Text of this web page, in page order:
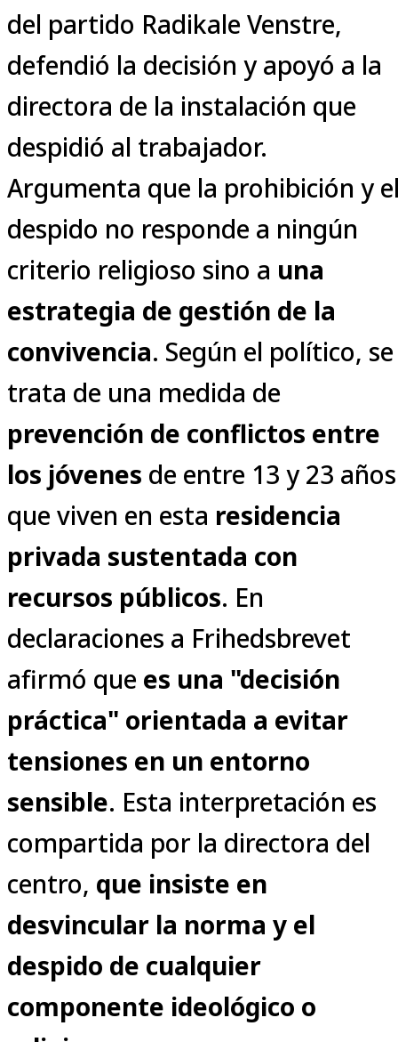
del partido Radikale Venstre,
defendió la decisión y apoyó a la
directora de la instalación que
despidió al trabajador.
Argumenta que la prohibición y
despido no responde a ningún
criterio religioso sino a una
estrategia de gestión de la
convivencia. Según el político, se
trata de una medida de
prevención de conflictos entre
los jóvenes de entre 13 y 23 años
que viven en esta residencia
privada sustentada con
recursos públicos. En
declaraciones a Frihedsbrevet
afirmó que es una "decisión
práctica" orientada a evitar
tensiones en un entorno
sensible. Esta interpretación es
compartida por la directora del
centro, que insiste en
desvincular la norma y el
despido de cualquier
componente ideológico o